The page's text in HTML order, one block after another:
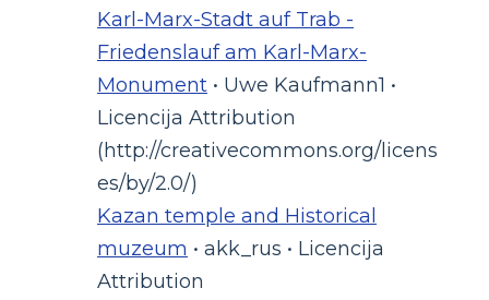
Karl-Marx-Stadt auf Trab -
Friedenslauf am Karl-Marx-
Monument • Uwe Kaufmann1 •
Licencija Attribution
(http://creativecommons.org/licens
es/by/2.0/)
Kazan temple and Historical
muzeum • akk_rus • Licencija
Attribution